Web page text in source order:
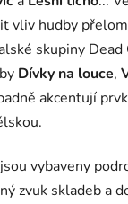
vliv hudby
skupiny
Dívky na louce,
akcentují
vybaveny
zvuk skladeb a